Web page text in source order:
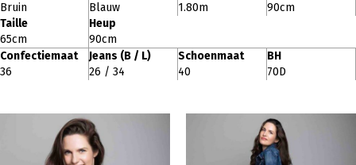
Bruin
Blauw
1.80m
90cm
Taille
65cm
Heup
90cm
Confectiemaat
36
Jeans (B / L)
26 / 34
Schoenmaat
40
BH
70D